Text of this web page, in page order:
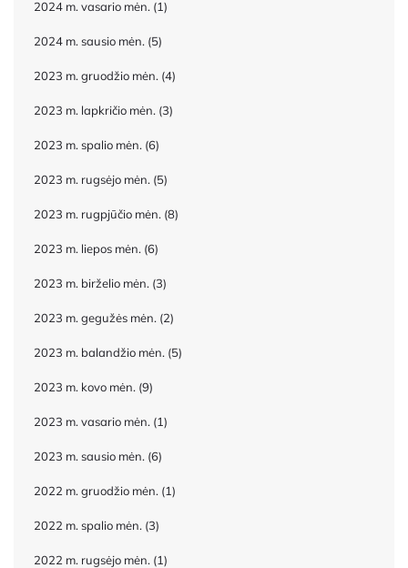
2024 m. vasario mėn. (1)
2024 m. sausio mėn. (5)
2023 m. gruodžio mėn. (4)
2023 m. lapkričio mėn. (3)
2023 m. spalio mėn. (6)
2023 m. rugsėjo mėn. (5)
2023 m. rugpjūčio mėn. (8)
2023 m. liepos mėn. (6)
2023 m. birželio mėn. (3)
2023 m. gegužės mėn. (2)
2023 m. balandžio mėn. (5)
2023 m. kovo mėn. (9)
2023 m. vasario mėn. (1)
2023 m. sausio mėn. (6)
2022 m. gruodžio mėn. (1)
2022 m. spalio mėn. (3)
2022 m. rugsėjo mėn. (1)